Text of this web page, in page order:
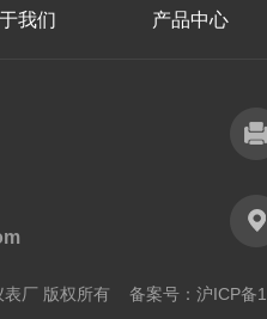
我们 产品中心
表厂 版权所有 备案号：沪ICP备